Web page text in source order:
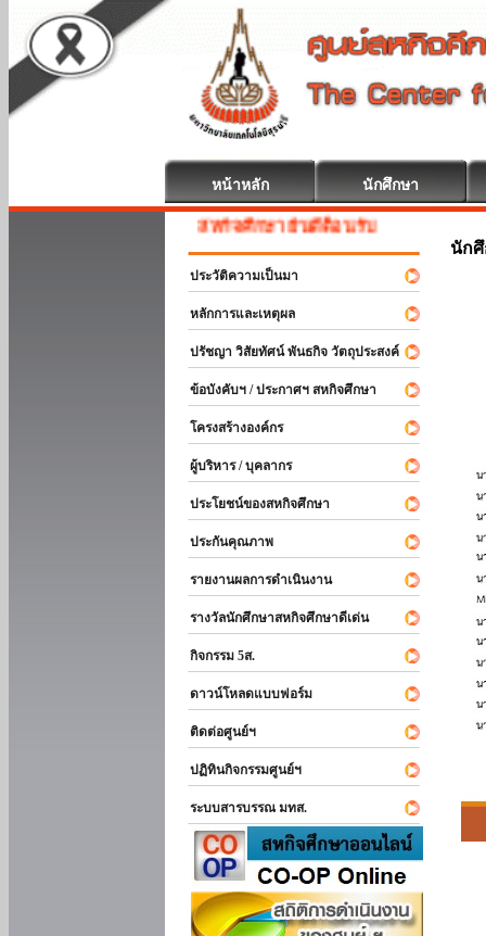
หน้าหลัก นักศึกษา
สหกิจศึกษา ยินดีต้อนรับ
ประวัติความเป็นมา
หลักการและเหตุผล
ปรัชญา วิสัยทัศน์ พันธกิจ วัตถุประสงค์
ข้อบังคับฯ / ประกาศฯ สหกิจศึกษา
โครงสร้างองค์กร
ผู้บริหาร / บุคลากร
ประโยชน์ของสหกิจศึกษา
ประกันคุณภาพ
รายงานผลการดำเนินงาน
รางวัลนักศึกษาสหกิจศึกษาดีเด่น
กิจกรรม 5ส.
ดาวน์โหลดแบบฟอร์ม
ติดต่อศูนย์ฯ
ปฏิทินกิจกรรมศูนย์ฯ
ระบบสารบรรณ มทส.
นัก